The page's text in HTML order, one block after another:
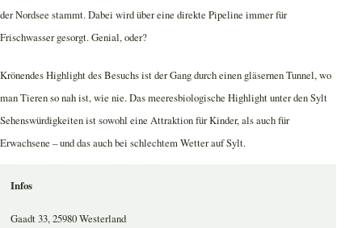
der Nordsee stammt. Dabei wird über eine direkte Pipeline immer für
Frischwasser gesorgt. Genial, oder?
Krönendes Highlight des Besuchs ist der Gang durch einen gläsernen Tunnel, wo
man Tieren so nah ist, wie nie. Das meeresbiologische Highlight unter den Sylt
Sehenswürdigkeiten ist sowohl eine Attraktion für Kinder, als auch für
Erwachsene – und das auch bei schlechtem Wetter auf Sylt.
Infos
Gaadt 33, 25980 Westerland